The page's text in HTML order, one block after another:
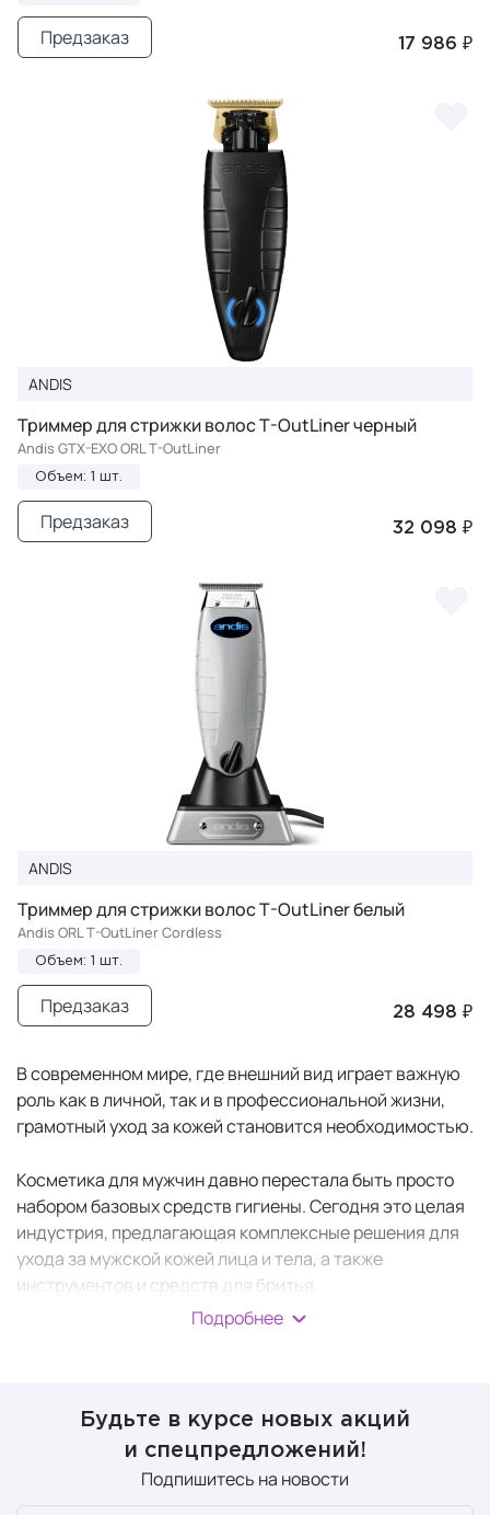
17 986 ₽
Предзаказ
ANDIS
Триммер для стрижки волос T-OutLiner черный
Andis GTX-EXO ORL T-OutLiner
Объем: 1 шт.
32 098 ₽
Предзаказ
ANDIS
Триммер для стрижки волос T-OutLiner белый
Andis ORL T-OutLiner Cordless
Объем: 1 шт.
28 498 ₽
Предзаказ
В современном мире, где внешний вид играет важную
роль как в личной, так и в профессиональной жизни,
грамотный уход за кожей становится необходимостью.
Косметика для мужчин давно перестала быть просто
набором базовых средств гигиены. Сегодня это целая
индустрия, предлагающая комплексные решения для
ухода за мужской кожей лица и тела, а также
инструментов и средств для бритья.
уверенно в любой ситуации. Главное — найти баланс
между эффективностью и комфортом, чтобы уход
приносил не только результат, но и удовольствие.
Подробнее
Будьте в курсе новых акций
и спецпредложений!
Подпишитесь на новости